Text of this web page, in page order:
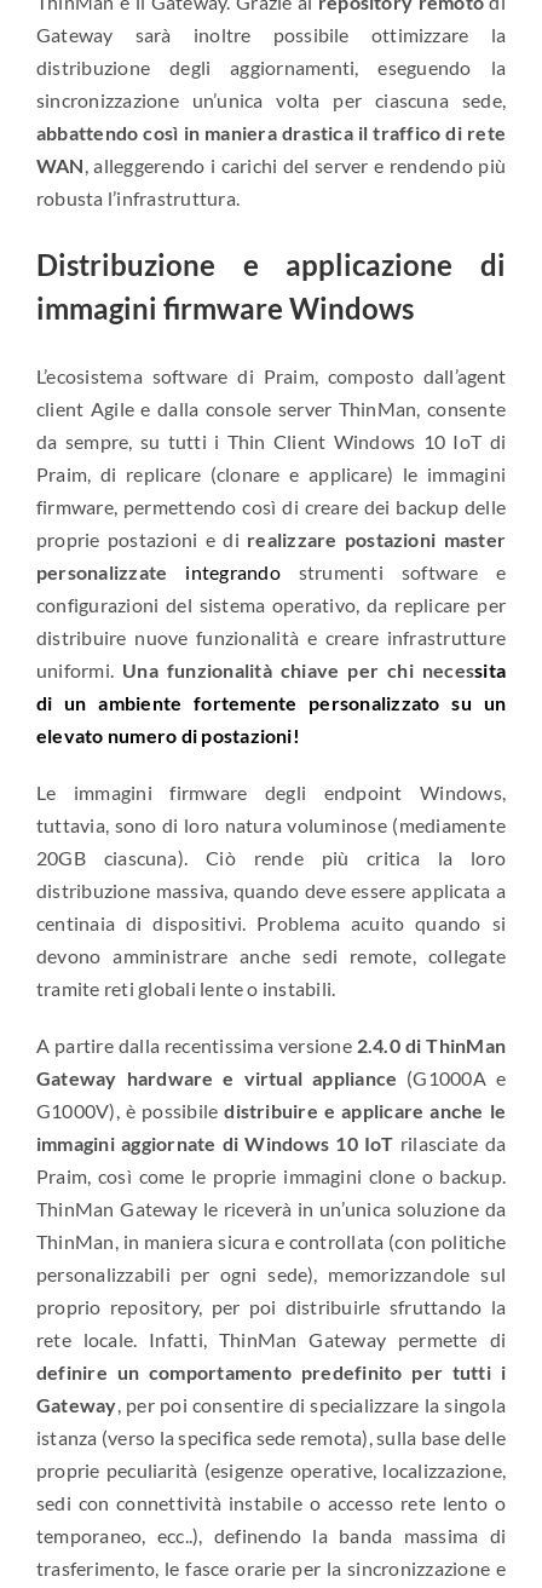
Gateway sarà inoltre possibile ottimizzare la
distribuzione degli aggiornamenti, eseguendo la
sincronizzazione un’unica volta per ciascuna sede,
abbattendo così in maniera drastica il traffico di rete
WAN, alleggerendo i carichi del server e rendendo più
robusta l’infrastruttura.
Distribuzione e applicazione di
immagini firmware Windows
L’ecosistema software di Praim, composto dall’agent
client Agile e dalla console server ThinMan, consente
da sempre, su tutti i Thin Client Windows 10 IoT di
Praim, di replicare (clonare e applicare) le immagini
firmware, permettendo così di creare dei backup delle
proprie postazioni e di realizzare postazioni master
personalizzate
integrando strumenti software e
configurazioni del sistema operativo, da replicare per
distribuire nuove funzionalità e creare infrastrutture
uniformi. Una funzionalità chiave per chi necessita
di un ambiente fortemente personalizzato su un
elevato numero di postazioni!
Le immagini firmware degli endpoint Windows,
tuttavia, sono di loro natura voluminose (mediamente
20GB ciascuna). Ciò rende più critica la loro
distribuzione massiva, quando deve essere applicata a
centinaia di dispositivi. Problema acuito quando si
devono amministrare anche sedi remote, collegate
tramite reti globali lente o instabili.
A partire dalla recentissima versione 2.4.0 di ThinMan
Gateway hardware e virtual appliance (G1000A e
G1000V), è possibiledistribuire e applicare anche le
immagini aggiornate di Windows 10 IoT rilasciate da
Praim, così come le proprie immagini clone o backup.
ThinMan Gateway le riceverà in un’unica soluzione da
ThinMan, in maniera sicura e controllata (con politiche
personalizzabili per ogni sede), memorizzandole sul
proprio repository, per poi distribuirle sfruttando la
rete locale. Infatti, ThinMan Gateway permette di
definire un comportamento predefinito per tutti i
Gateway, per poi consentire di specializzare la singola
istanza (verso la specifica sede remota), sulla base delle
proprie peculiarità (esigenze operative, localizzazione,
sedi con connettività instabile o accesso rete lento o
temporaneo, ecc..), definendo la banda massima di
trasferimento, le fasce orarie per la sincronizzazione e